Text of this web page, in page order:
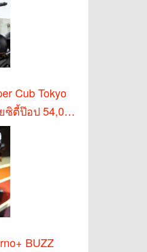
Cub Tokyo
ตี้ป๊อป 54,000
BUZZ